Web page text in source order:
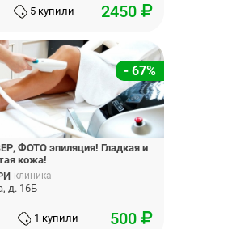
5 купили 2450
- 67%
ФОТО эпиляция! Гладкая и
кожа!
клиника
д. 16Б
1 купили 500